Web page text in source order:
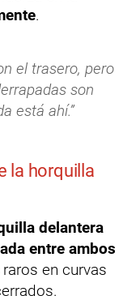
.
el trasero, pero
son
está ahí.”
la horquilla
delantera
entre ambos
en curvas